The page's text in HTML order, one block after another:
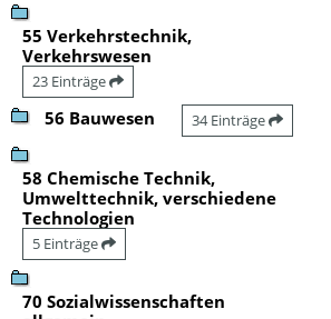
55 Verkehrstechnik,
Verkehrswesen
23 Einträge
56 Bauwesen 34 Einträge
58 Chemische Technik,
Umwelttechnik, verschiedene
Technologien
5 Einträge
70 Sozialwissenschaften